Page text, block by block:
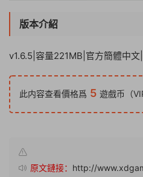
版本介紹
v1.6.5|容量221MB|官方簡體中
此内容查看價格爲 5 遊戲币（
原文鏈接： http://